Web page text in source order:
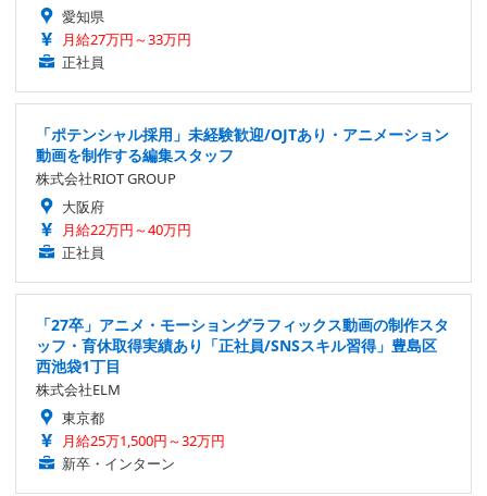
愛知県
月給27万円～33万円
正社員
「ポテンシャル採用」未経験歓迎/OJTあり・アニメーション
動画を制作する編集スタッフ
株式会社RIOT GROUP
大阪府
月給22万円～40万円
正社員
「27卒」アニメ・モーショングラフィックス動画の制作スタ
ッフ・育休取得実績あり「正社員/SNSスキル習得」豊島区
西池袋1丁目
株式会社ELM
東京都
月給25万1,500円～32万円
新卒・インターン